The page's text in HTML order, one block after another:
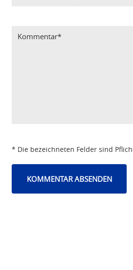
* Die bezeichneten Felder sind